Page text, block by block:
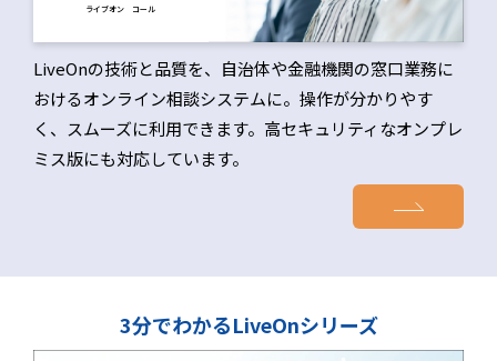
ライブオン コール
LiveOnの技術と品質を、自治体や金融機関の窓口業務に
おけるオンライン相談システムに。操作が分かりやす
く、スムーズに利用できます。高セキュリティなオンプレ
ミス版にも対応しています。
3分でわかるLiveOnシリーズ